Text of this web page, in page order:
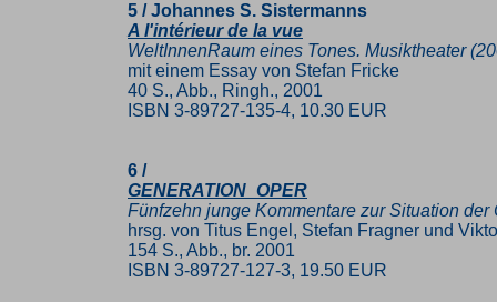
5 / Johannes S. Sistermanns
A l'intérieur de la vue
WeltInnenRaum eines Tones. Musiktheater
mit einem Essay von Stefan Fricke
40 S., Abb., Ringh., 2001
ISBN 3-89727-135-4, 10.30 EUR
6 /
GENERATION_OPER
Fünfzehn junge Kommentare zur Situation der
hrsg. von Titus Engel, Stefan Fragner und
154 S., Abb., br. 2001
ISBN 3-89727-127-3, 19.50 EUR